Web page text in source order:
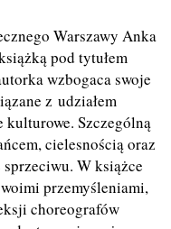
Warszawy Anka
pod tytułem
wzbogaca swoje
z udziałem
Szczególną
cielesnością oraz
W książce
przemyśleniami,
choreografów